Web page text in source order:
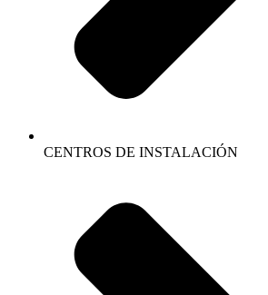
CENTROS DE INSTALACIÓN